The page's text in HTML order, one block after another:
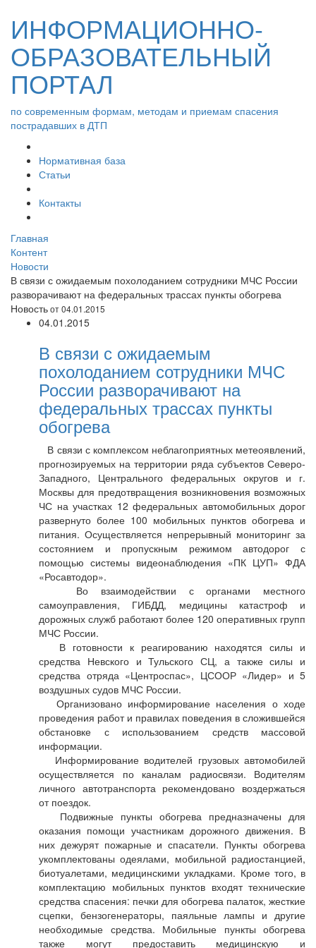
ИНФОРМАЦИОННО-
ОБРАЗОВАТЕЛЬНЫЙ
ПОРТАЛ
по современным формам, методам и приемам спасения
пострадавших в ДТП
Нормативная база
Статьи
Контакты
Главная
Контент
Новости
В связи с ожидаемым похолоданием сотрудники МЧС России
разворачивают на федеральных трассах пункты обогрева
Новостьот 04.01.2015
04.01.2015
В связи с ожидаемым
похолоданием сотрудники МЧС
России разворачивают на
федеральных трассах пункты
обогрева
В связи с комплексом неблагоприятных метеоявлений,
прогнозируемых на территории ряда субъектов Северо-
Западного, Центрального федеральных округов и г.
Москвы для предотвращения возникновения возможных
ЧС на участках 12 федеральных автомобильных дорог
развернуто более 100 мобильных пунктов обогрева и
питания. Осуществляется непрерывный мониторинг за
состоянием и пропускным режимом автодорог с
помощью системы видеонаблюдения «ПК ЦУП» ФДА
«Росавтодор».
Во взаимодействии с органами местного
самоуправления, ГИБДД, медицины катастроф и
дорожных служб работают более 120 оперативных групп
МЧС России.
В готовности к реагированию находятся силы и
средства Невского и Тульского СЦ, а также силы и
средства отряда «Центроспас», ЦСООР «Лидер» и 5
воздушных судов МЧС России.
Организовано информирование населения о ходе
проведения работ и правилах поведения в сложившейся
обстановке с использованием средств массовой
информации.
Информирование водителей грузовых автомобилей
осуществляется по каналам радиосвязи. Водителям
личного автотранспорта рекомендовано воздержаться
от поездок.
Подвижные пункты обогрева предназначены для
оказания помощи участникам дорожного движения. В
них дежурят пожарные и спасатели. Пункты обогрева
укомплектованы одеялами, мобильной радиостанцией,
биотуалетами, медицинскими укладками. Кроме того, в
комплектацию мобильных пунктов входят технические
средства спасения: печки для обогрева палаток, жесткие
сцепки, бензогенераторы, паяльные лампы и другие
необходимые средства. Мобильные пункты обогрева
также могут предоставить медицинскую и